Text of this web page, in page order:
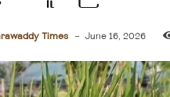
Times - June 16, 2026